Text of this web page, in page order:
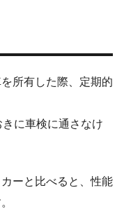
所有した際、定期的
に車検に通さなけ
ーと比べると、性能